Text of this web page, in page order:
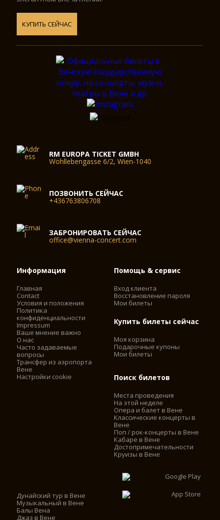
КУПИТЬ СЕЙЧАС
RM EUROPA TICKET GMBH
Wohllebengasse 6/2, Wien-1040
ПОЗВОНИТЬ СЕЙЧАС
+436763806708
ЗАБРОНИРОВАТЬ СЕЙЧАС
office@vienna-concert.com
Информация
Главная
Contact
Условия и положения
Политика
конфиденциальности
Impressum
Ваше мнение важно
О нас
Часто задаваемые
вопросы
Трансфер из аэропорта
Вене
Настройки cookie
Помощь & сервис
Вход клиента
Восстановление пароля
Мои билеты
Купить билеты сейчас
Моя корзина
Подарочные купоны
Мои билеты
Поиск билетов
Места проведения
На этой неделе
Опера и балет в Вене
Классические концерты в
Вене
Поп / рок-концерты в Вене
Кабаре в Вене
Достопримечательности
Круизы в Вене
Дунайский тур в Вене
Музыкальный в Вене
Балы Вена
Джаз в Вене